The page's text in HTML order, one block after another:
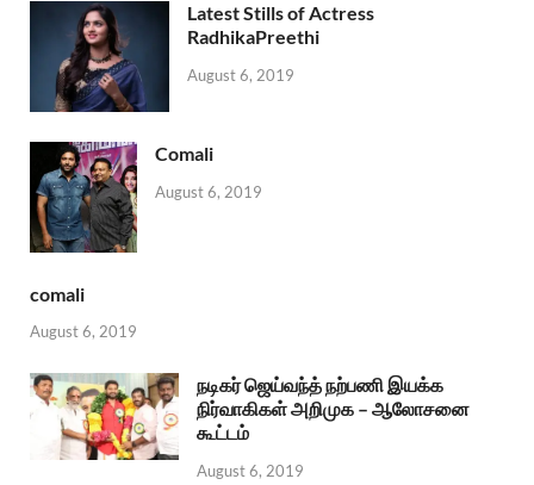
Latest Stills of Actress
RadhikaPreethi
August 6, 2019
Comali
August 6, 2019
comali
August 6, 2019
நடிகர் ஜெய்வந்த் நற்பணி இயக்க
நிர்வாகிகள் அறிமுக – ஆலோசனை
கூட்டம்
August 6, 2019